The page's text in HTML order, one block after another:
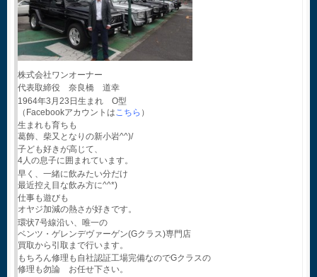
株式会社ワンオーナー
代表取締役 奈良橋 道幸
1964年3月23日生まれ O型
（Facebookアカウントは こちら ）
生まれも育ちも
葛飾、柴又となりの新小岩^^)/
子ども好きが高じて、
4人の息子に囲まれています。
早く、一緒に飲みたい分だけ
最近控え目な飲み方に^^*)
仕事も遊びも
オヤジ加減の熱さが好きです。
環状7号線沿い、唯一の
ベンツ・ゲレンデヴァーゲン(Gクラス)専門店
買取から引取まで行います。
もちろん修理も自社認証工場完備なのでGクラスの
修理も勿論 お任せ下さい。